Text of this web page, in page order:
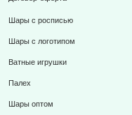
Шары с росписью
Шары с логотипом
Ватные игрушки
Палех
Шары оптом